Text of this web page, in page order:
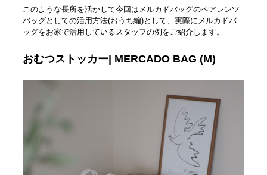
このような長所を活かして今回はメルカドバッグのペアレンツ
バッグとしての活用方法(おうち編)として、実際にメルカドバ
ッグをお家で活用しているスタッフの例をご紹介します。
おむつストッカー| MERCADO BAG (M)